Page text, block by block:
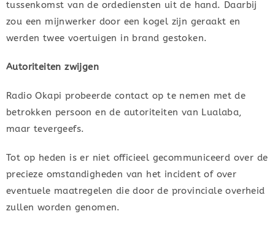
tussenkomst van de ordediensten uit de hand. Daarbij
zou een mijnwerker door een kogel zijn geraakt en
werden twee voertuigen in brand gestoken.
Autoriteiten zwijgen
Radio Okapi probeerde contact op te nemen met de
betrokken persoon en de autoriteiten van Lualaba,
maar tevergeefs.
Tot op heden is er niet officieel gecommuniceerd over de
precieze omstandigheden van het incident of over
eventuele maatregelen die door de provinciale overheid
zullen worden genomen.